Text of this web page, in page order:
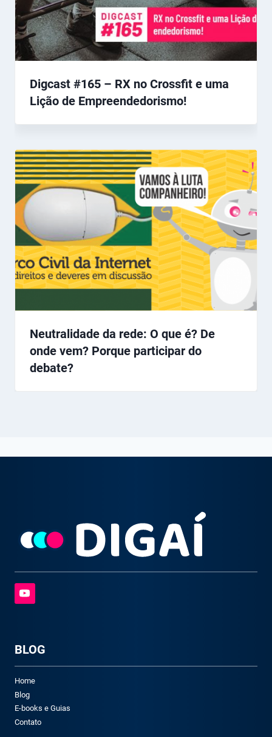
Digcast #165 – RX no Crossfit e uma
Lição de Empreendedorismo!
Neutralidade da rede: O que é? De
onde vem? Porque participar do
debate?
BLOG
Home
Blog
E-books e Guias
Contato